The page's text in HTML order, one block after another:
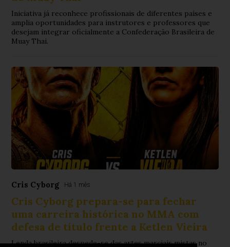
Iniciativa já reconhece profissionais de diferentes países e
amplia oportunidades para instrutores e professores que
desejam integrar oficialmente a Confederação Brasileira de
Muay Thai.
Cris Cyborg Há 1 mês
Cris Cyborg prepara-se para fechar
uma carreira histórica no MMA com
defesa de título frente a Ketlen Vieira
Lenda brasileira despede-se das artes marciais mistas no